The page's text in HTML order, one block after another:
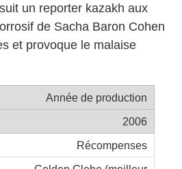
un reporter kazakh aux
de Sacha Baron Cohen
et provoque le malaise
Année de production
2006
Récompenses